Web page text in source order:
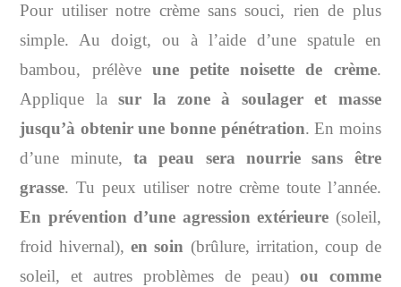
Pour utiliser notre crème sans souci, rien de plus
simple. Au doigt, ou à l’aide d’une spatule en
bambou, prélève une petite noisette de crème.
Applique lasur la zone à soulager et masse
jusqu’à obtenir une bonne pénétration. En moins
d’une minute,ta peau sera nourrie sans être
grasse. Tu peux utiliser notre crème toute l’année.
En prévention d’une agression extérieure (soleil,
froid hivernal),en soin (brûlure, irritation, coup de
soleil, et autres problèmes de peau) ou comme